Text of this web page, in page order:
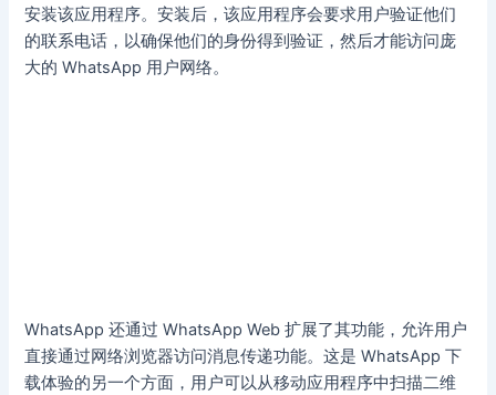
安装该应用程序。安装后，该应用程序会要求用户验证他们
的联系电话，以确保他们的身份得到验证，然后才能访问庞
大的 WhatsApp 用户网络。
WhatsApp 还通过 WhatsApp Web 扩展了其功能，允许用户
直接通过网络浏览器访问消息传递功能。这是 WhatsApp 下
载体验的另一个方面，用户可以从移动应用程序中扫描二维